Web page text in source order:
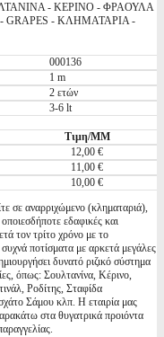
- ΚΕΡΙΝΟ - ΦΡΑΟΥΛΑ
- ΚΛΗΜΑΤΑΡΙΑ -
000136
1 m
2 ετών
3-6 lt
Τιμη/ΜΜ
12,00 €
11,00 €
10,00 €
σε αναρριχώμενο (κληματαριά),
εδαφικές και
τον τρίτο χρόνο με το
ποτίσματα με αρκετά μεγάλες
δυνατό ριζικό σύστημα
όπως: Σουλτανίνα, Κέρινο,
Ροδίτης, Σταφίδα
Σάμου κλπ. Η εταιρία μας
στα θυγατρικά προιόντα